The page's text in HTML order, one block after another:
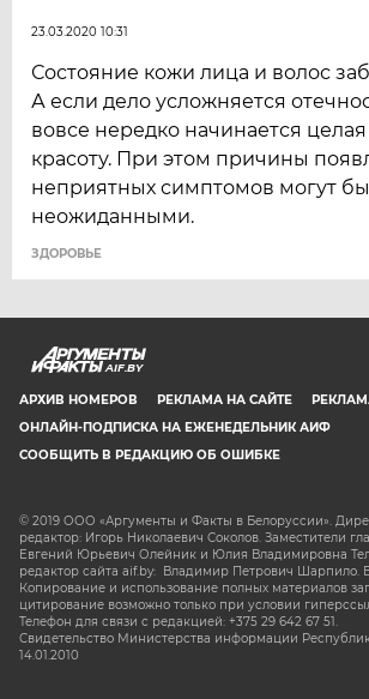
23.03.2020 10:31
Состояние кожи лица и волос
А если дело усложняется
вовсе нередко начинается целая
красоту. При этом причины
неприятных симптомов могут
неожиданными.
ЗДОРОВЬЕ
AIF.BY
АРХИВ НОМЕРОВ РЕКЛАМА НА САЙТЕ
ОНЛАЙН-ПОДПИСКА НА ЕЖЕНЕДЕЛЬНИК АИФ
СООБЩИТЬ В РЕДАКЦИЮ ОБ ОШИБКЕ
© 2019 ООО «Аргументы и Факты в Белоруссии».
редактор: Игорь Николаевич Соколов. Заместители
Евгений Юрьевич Олейник и Юлия Владимировна
редактор сайта aif.by: Владимир Петрович Шарпило.
Копирование и использование полных материалов
цитирование возможно только при условии
Телефон для связи с редакцией: +375 29 642 67 51.
Свидетельство Министерства информации
14.01.2010